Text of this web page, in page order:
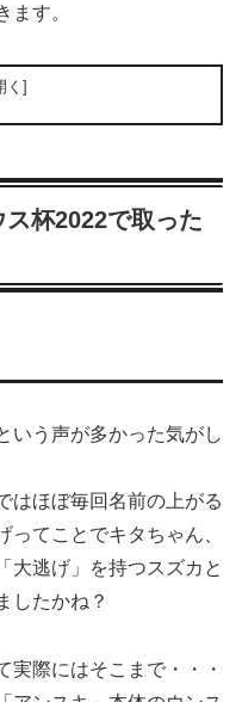
ます。
ス杯2022で取った
いう声が多かった気がし
はほぼ毎回名前の上がる
ってことでキタちゃん、
大逃げ」を持つスズカと
したかね？
実際にはそこまで・・・